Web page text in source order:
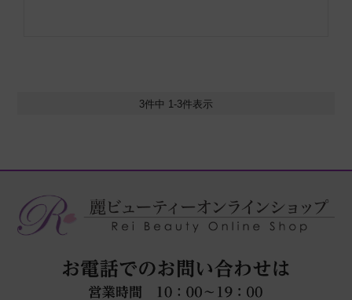
3件中 1-3件表示